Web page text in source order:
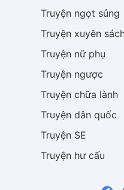
Truyện ngọt sủng
Truyện xuyên
Truyện nữ phụ
Truyện ngược
Truyện chữa lành
Truyện dân quốc
Truyện SE
Truyện hư cấu